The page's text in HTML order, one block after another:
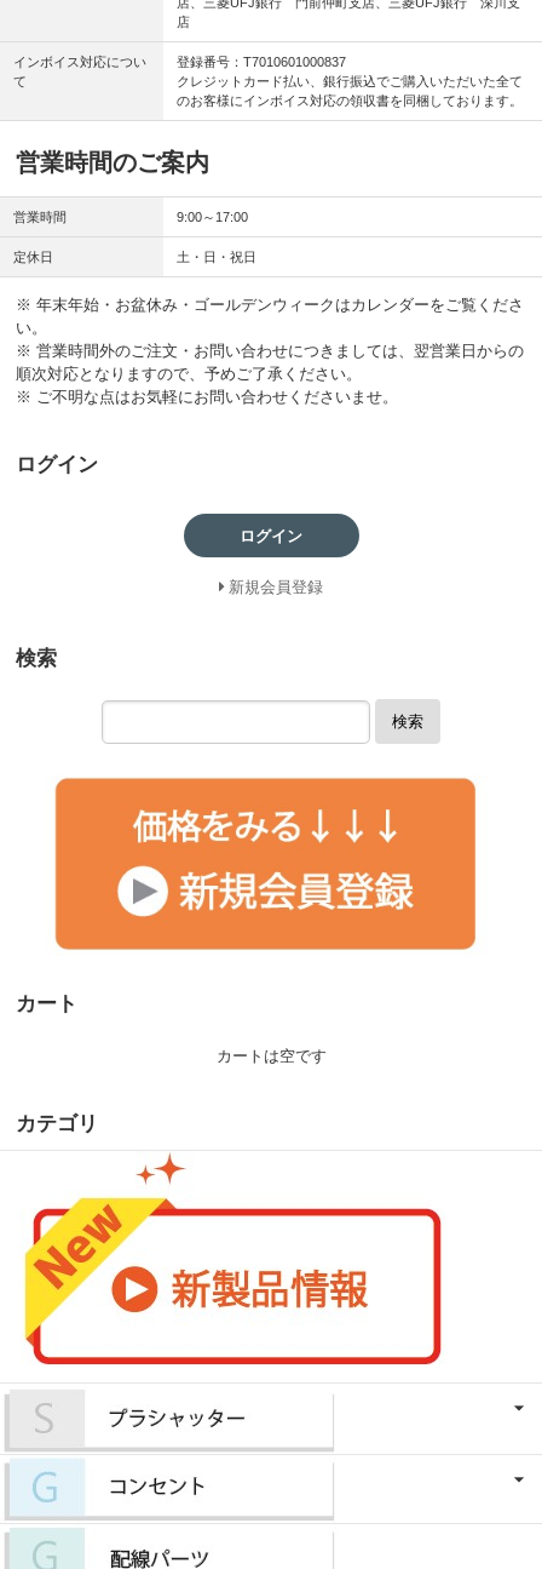
店
インボイス対応につい
て
登録番号：T7010601000837
クレジットカード払い、銀行振込でご購入いただいた全て
のお客様にインボイス対応の領収書を同梱しております。
営業時間のご案内
営業時間 9:00～17:00
定休日 土・日・祝日
※ 年末年始・お盆休み・ゴールデンウィークはカレンダーをご覧くださ
い。
※ 営業時間外のご注文・お問い合わせにつきましては、翌営業日からの
順次対応となりますので、予めご了承ください。
※ ご不明な点はお気軽にお問い合わせくださいませ。
ログイン
ログイン
新規会員登録
検索
検索
カート
カートは空です
カテゴリ